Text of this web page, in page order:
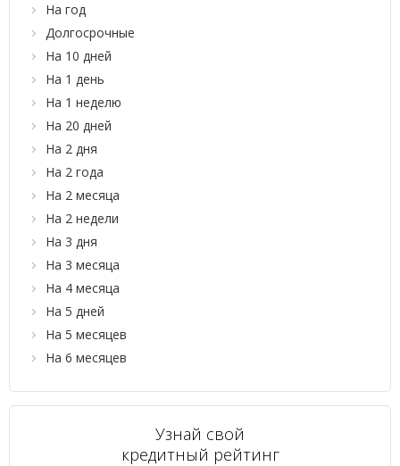
На год
Долгосрочные
На 10 дней
На 1 день
На 1 неделю
На 20 дней
На 2 дня
На 2 года
На 2 месяца
На 2 недели
На 3 дня
На 3 месяца
На 4 месяца
На 5 дней
На 5 месяцев
На 6 месяцев
Узнай свой
кредитный рейтинг